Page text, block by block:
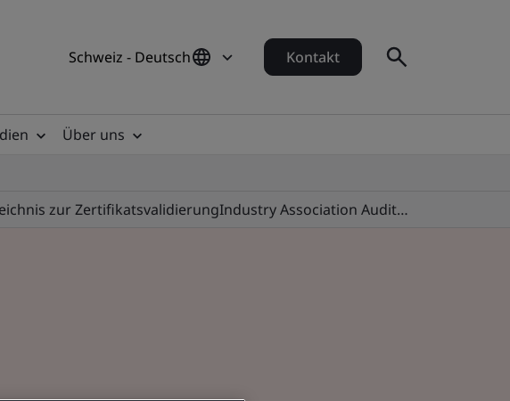
Schweiz - Deutsch Kontakt
Über uns
zur Zertifikatsvalidierung Industry Association Audit Programmes